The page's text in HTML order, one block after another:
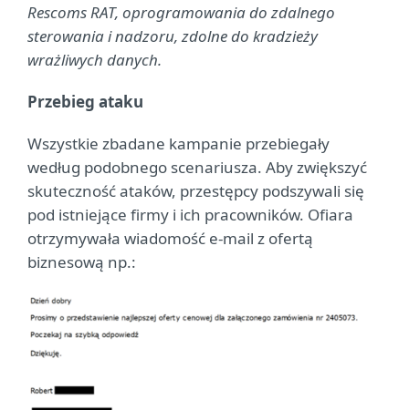
Rescoms RAT, oprogramowania do zdalnego
sterowania i nadzoru, zdolne do kradzieży
wrażliwych danych.
Przebieg ataku
Wszystkie zbadane kampanie przebiegały
według podobnego scenariusza. Aby zwiększyć
skuteczność ataków, przestępcy podszywali się
pod istniejące firmy i ich pracowników. Ofiara
otrzymywała wiadomość e-mail z ofertą
biznesową np.: